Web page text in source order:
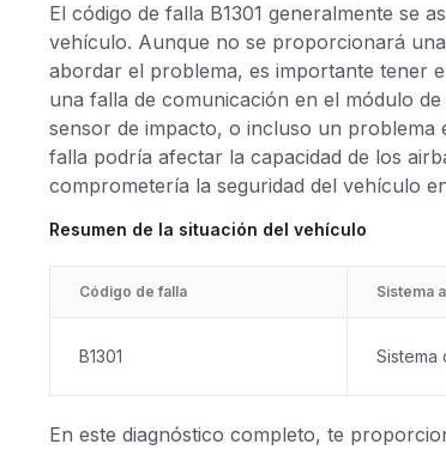
El código de falla B1301 generalmente se
vehículo. Aunque no se proporcionará
abordar el problema, es importante tener
una falla de comunicación en el módulo
sensor de impacto, o incluso un problema
falla podría afectar la capacidad de los
comprometería la seguridad del vehículo
Resumen de la situación del vehículo
Código de falla Sistema
B1301 Sistema
En este diagnóstico completo, te